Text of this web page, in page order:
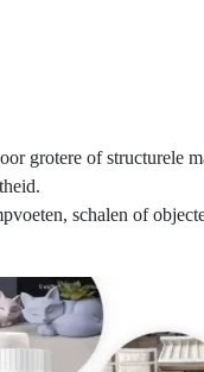
grotere of structurele
schalen of